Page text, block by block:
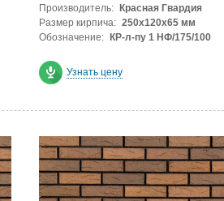
Производитель:
Красная Гвардия
Размер кирпича: 250х120х65 мм
Обозначение:
КР-л-пу 1 НФ/175/100
Узнать цену